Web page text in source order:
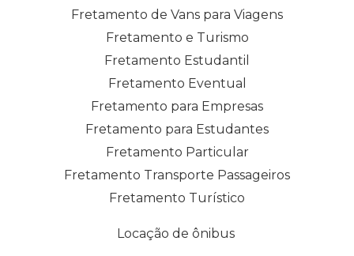
Fretamento de Vans para Viagens
Fretamento e Turismo
Fretamento Estudantil
Fretamento Eventual
Fretamento para Empresas
Fretamento para Estudantes
Fretamento Particular
Fretamento Transporte Passageiros
Fretamento Turístico
Locação de ônibus